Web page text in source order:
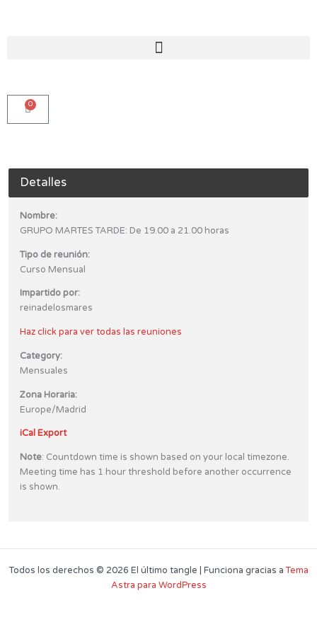
0
Carro
Detalles
Nombre:
GRUPO MARTES TARDE: De 19.00 a 21.00 horas
Tipo de reunión:
Curso Mensual
Impartido por:
reinadelosmares
Haz click para ver todas las reuniones
Category:
Mensuales
Zona Horaria:
Europe/Madrid
iCal Export
Note: Countdown time is shown based on your local timezone.
Meeting time has 1 hour threshold before another occurrence
is shown.
Todos los derechos © 2026 El último tangle | Funciona gracias aTema
Astra para WordPress